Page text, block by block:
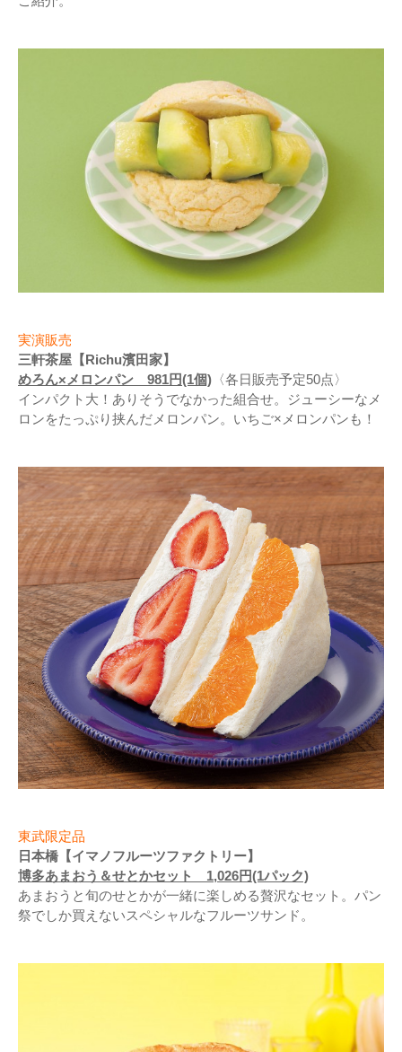
実演販売
三軒茶屋【Richu濱田家】
めろん×メロンパン 981円(1個) 〈各日販売予定50点〉
インパクト大！ありそうでなかった組合せ。ジューシーなメ
ロンをたっぷり挟んだメロンパン。いちご×メロンパンも！
東武限定品
日本橋【イマノフルーツファクトリー】
博多あまおう＆せとかセット 1,026円(1パック)
あまおうと旬のせとかが一緒に楽しめる贅沢なセット。パン
祭でしか買えないスペシャルなフルーツサンド。